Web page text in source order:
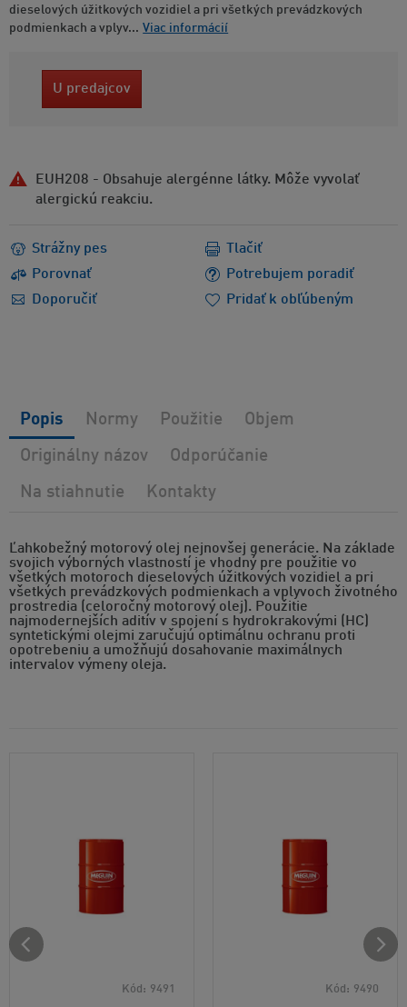
dieselových úžitkových vozidiel a pri všetkých prevádzkových
podmienkach a vplyv... Viac informácií
U predajcov
EUH208 - Obsahuje alergénne látky. Môže vyvolať
alergickú reakciu.
Strážny pes
Porovnať
Potrebujem poradiť
Doporučiť
Tlačiť
Pridať k obľúbeným
Ľahkobežný motorový olej nejnovšej generácie. Na základe
svojich výborných vlastností je vhodný pre použitie vo
všetkých motoroch dieselových úžitkových vozidiel a pri
všetkých prevádzkových podmienkach a vplyvoch životného
prostredia (celoročný motorový olej). Použitie
najmodernejších aditív v spojení s hydrokrakovými (HC)
syntetickými olejmi zaručujú optimálnu ochranu proti
opotrebeniu a umožňujú dosahovanie maximálnych
intervalov výmeny oleja.
Popis Normy Použitie Objem
Originálny názov Odporúčanie
Na stiahnutie Kontakty
Kód: 9491 Kód: 9490